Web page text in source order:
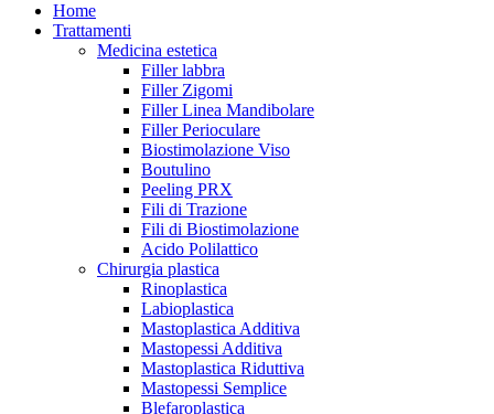
Home
Trattamenti
Medicina estetica
Filler labbra
Filler Zigomi
Filler Linea Mandibolare
Filler Perioculare
Biostimolazione Viso
Boutulino
Peeling PRX
Fili di Trazione
Fili di Biostimolazione
Acido Polilattico
Chirurgia plastica
Rinoplastica
Labioplastica
Mastoplastica Additiva
Mastopessi Additiva
Mastoplastica Riduttiva
Mastopessi Semplice
Blefaroplastica